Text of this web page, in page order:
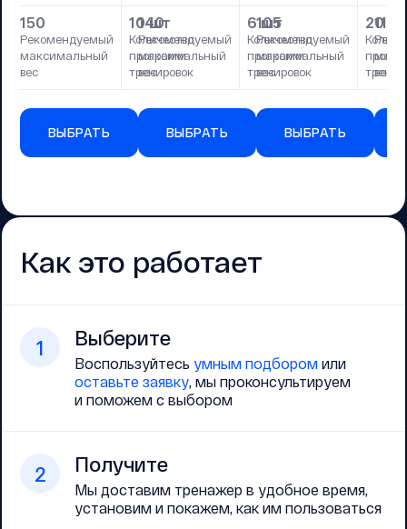
150
Рекомендуемый
максимальный
вес
10 шт
Количество
программ
тренировок
ВЫБРАТЬ
140
Рекомендуемый
максимальный
вес
6 шт
Количество
программ
тренировок
ВЫБРАТЬ
105
Рекомендуемый
максимальный
вес
20
ВЫБРАТЬ
110
вес
Как это работает
1 Выберите
Воспользуйтесь умным подбором или
оставьте заявку, мы проконсультируем
и поможем с выбором
2 Получите
Мы доставим тренажер в удобное время,
установим и покажем, как им пользоваться